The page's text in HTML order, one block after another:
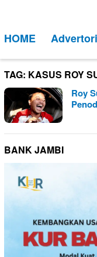
kontenMobile
HOME
TAG: KASUS ROY
Roy
BANK JAMBI